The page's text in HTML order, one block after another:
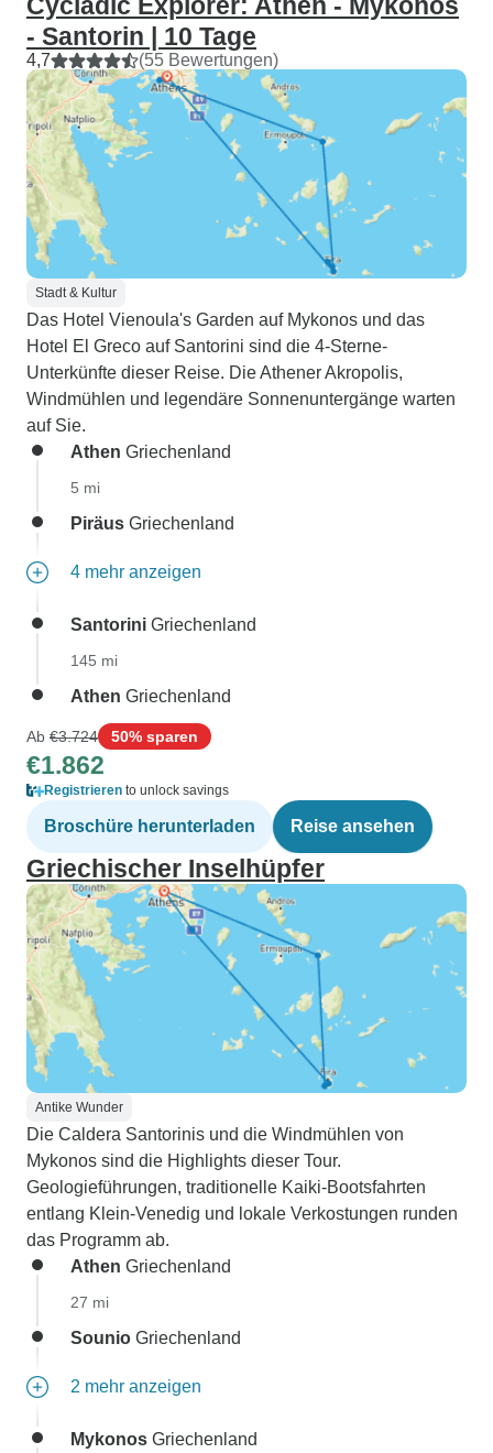
- Santorin | 10 Tage
4,7 (55 Bewertungen)
Stadt & Kultur
Das Hotel Vienoula's Garden auf Mykonos und das
Hotel El Greco auf Santorini sind die 4-Sterne-
Unterkünfte dieser Reise. Die Athener Akropolis,
Windmühlen und legendäre Sonnenuntergänge warten
auf Sie.
Athen Griechenland
5 mi
Piräus Griechenland
4 mehr anzeigen
Santorini Griechenland
145 mi
Athen Griechenland
Ab €3.724 50% sparen
€1.862
Registrieren to unlock savings
Broschüre herunterladen Reise ansehen
Griechischer Inselhüpfer
Antike Wunder
Die Caldera Santorinis und die Windmühlen von
Mykonos sind die Highlights dieser Tour.
Geologieführungen, traditionelle Kaiki-Bootsfahrten
entlang Klein-Venedig und lokale Verkostungen runden
das Programm ab.
Athen Griechenland
27 mi
Sounio Griechenland
2 mehr anzeigen
Mykonos Griechenland